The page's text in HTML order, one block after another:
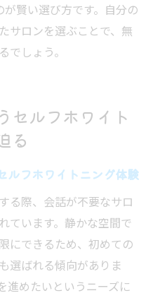
賢い選び方です。自分の
サロンを選ぶことで、無
でしょう。
セルフホワイト
る
ルフホワイトニング体験
る際、会話が不要なサロ
ています。静かな空間で
にできるため、初めての
選ばれる傾向がありま
進めたいというニーズに